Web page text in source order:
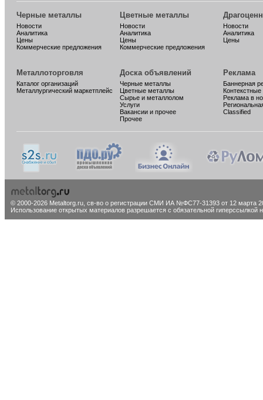
Черные металлы
Новости
Аналитика
Цены
Коммерческие предложения
Цветные металлы
Новости
Аналитика
Цены
Коммерческие предложения
Новости
Аналитика
Цены
Металлоторговля
Каталог организаций
Металлургический маркетплейс
Доска объявлений
Черные металлы
Цветные металлы
Сырье и металлолом
Услуги
Вакансии и прочее
Прочее
Реклама
Баннерная
Реклама в
Classified
© 2000-2026 Metaltorg.ru, св-во о регистрации СМИ ИА №ФС77-31393 от 12 марта
Использование открытых материалов разрешается с обязательной гиперссылкой